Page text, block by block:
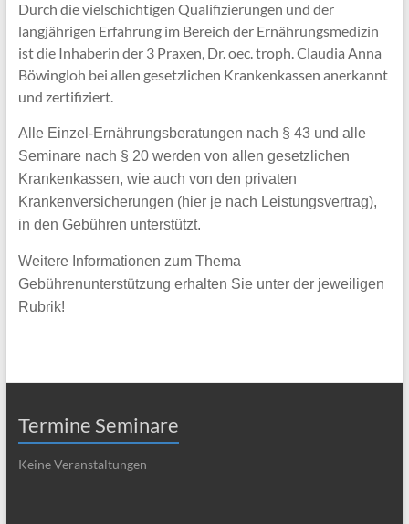
Durch die vielschichtigen Qualifizierungen und der
langjährigen Erfahrung im Bereich der Ernährungsmedizin
ist die Inhaberin der 3 Praxen, Dr. oec. troph. Claudia Anna
Böwingloh bei allen gesetzlichen Krankenkassen anerkannt
und zertifiziert.
Alle Einzel-Ernährungsberatungen nach § 43 und alle
Seminare nach § 20 werden von allen gesetzlichen
Krankenkassen, wie auch von den privaten
Krankenversicherungen (hier je nach Leistungsvertrag),
in den Gebühren unterstützt.
Weitere Informationen zum Thema
Gebührenunterstützung erhalten Sie unter der jeweiligen
Rubrik!
Termine Seminare
Keine Veranstaltungen